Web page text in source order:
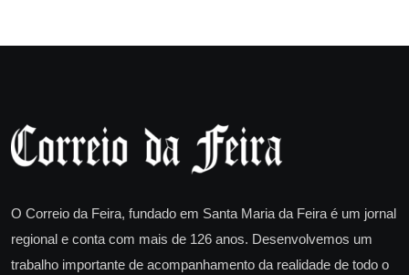
O Correio da Feira, fundado em Santa Maria da Feira é um jornal
regional e conta com mais de 126 anos. Desenvolvemos um
trabalho importante de acompanhamento da realidade de todo o